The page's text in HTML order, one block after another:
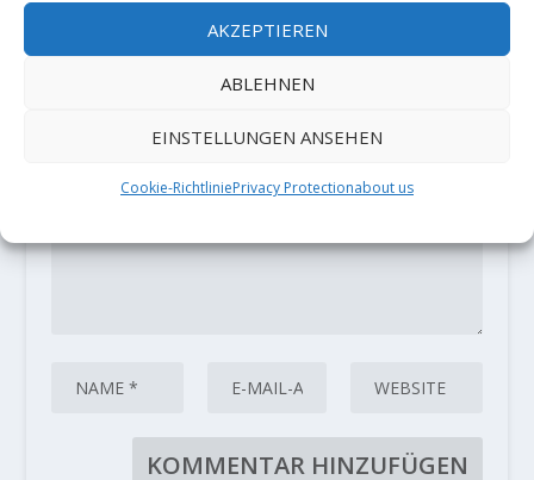
AKZEPTIEREN
ABLEHNEN
EINSTELLUNGEN ANSEHEN
Cookie-RichtliniePrivacy Protectionabout us
Deine E-Mail-Adresse wird nicht
veröffentlicht.Erforderliche Felder